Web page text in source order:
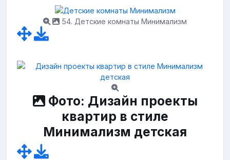
54. Детские комнаты Минимализм
Фото: Дизайн проекты
квартир в стиле
Минимализм детская